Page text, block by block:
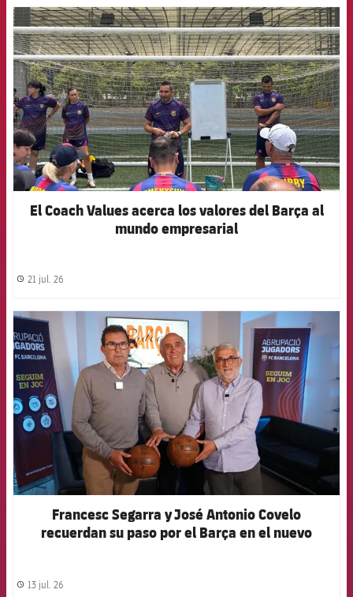
FCB Barcelona badge
El Coach Values acerca los valores del Barça al
mundo empresarial
label.share.clock
21 jul. 26
FCB Barcelona badge
Francesc Segarra y José Antonio Covelo
recuerdan su paso por el Barça en el nuevo
label.share.clock
13 jul. 26